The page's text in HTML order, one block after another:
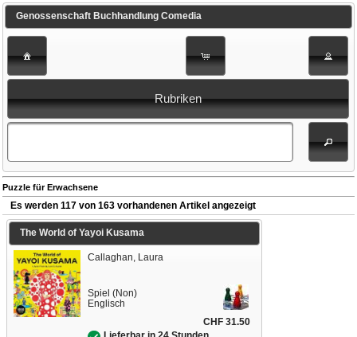
Genossenschaft Buchhandlung Comedia
Rubriken
Puzzle für Erwachsene
Es werden 117 von 163 vorhandenen Artikel angezeigt
The World of Yayoi Kusama
Callaghan, Laura
Spiel (Non)
Englisch
CHF 31.50